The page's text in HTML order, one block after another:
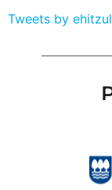
Tweets by